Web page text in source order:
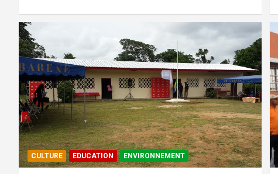
CULTURE EDUCATION ENVIRONNEMENT